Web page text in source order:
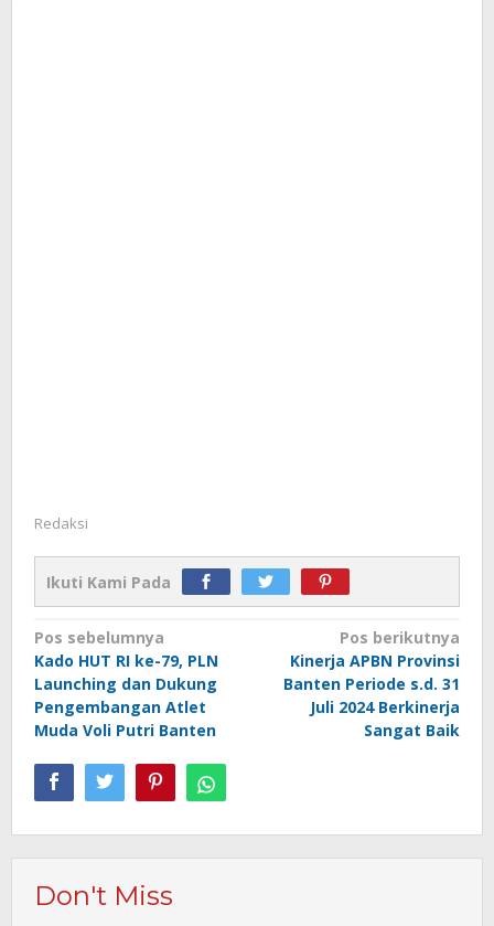
Redaksi
Ikuti Kami Pada
Navigasi
pos
Pos sebelumnya
Kado HUT RI ke-79, PLN
Launching dan Dukung
Pengembangan Atlet
Muda Voli Putri Banten
Pos berikutnya
Kinerja APBN Provinsi
Banten Periode s.d. 31
Juli 2024 Berkinerja
Sangat Baik
Don't Miss